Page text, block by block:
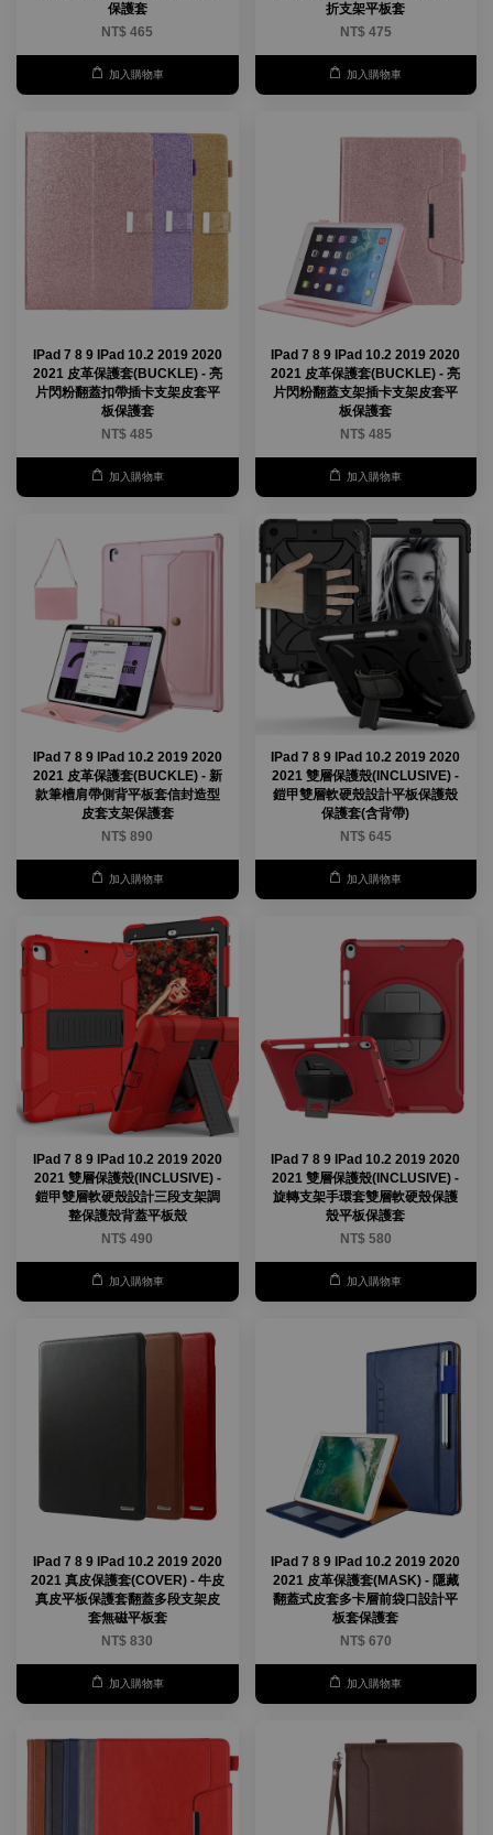
保護套
NT$ 465
加入購物車
折支架平板套
NT$ 475
加入購物車
IPad 7 8 9 IPad 10.2 2019 2020
2021 皮革保護套(BUCKLE) - 亮
片閃粉翻蓋扣帶插卡支架皮套平
板保護套
NT$ 485
加入購物車
IPad 7 8 9 IPad 10.2 2019 2020
2021 皮革保護套(BUCKLE) - 亮
片閃粉翻蓋支架插卡支架皮套平
板保護套
NT$ 485
加入購物車
IPad 7 8 9 IPad 10.2 2019 2020
2021 皮革保護套(BUCKLE) - 新
款筆槽肩帶側背平板套信封造型
皮套支架保護套
NT$ 890
加入購物車
IPad 7 8 9 IPad 10.2 2019 2020
2021 雙層保護殼(INCLUSIVE) -
鎧甲雙層軟硬殼設計平板保護殼
保護套(含背帶)
NT$ 645
加入購物車
IPad 7 8 9 IPad 10.2 2019 2020
2021 雙層保護殼(INCLUSIVE) -
鎧甲雙層軟硬殼設計三段支架調
整保護殼背蓋平板殼
NT$ 490
加入購物車
IPad 7 8 9 IPad 10.2 2019 2020
2021 雙層保護殼(INCLUSIVE) -
旋轉支架手環套雙層軟硬殼保護
殼平板保護套
NT$ 580
加入購物車
IPad 7 8 9 IPad 10.2 2019 2020
2021 真皮保護套(COVER) - 牛皮
真皮平板保護套翻蓋多段支架皮
套無磁平板套
NT$ 830
加入購物車
IPad 7 8 9 IPad 10.2 2019 2020
2021 皮革保護套(MASK) - 隱藏
翻蓋式皮套多卡層前袋口設計平
板套保護套
NT$ 670
加入購物車